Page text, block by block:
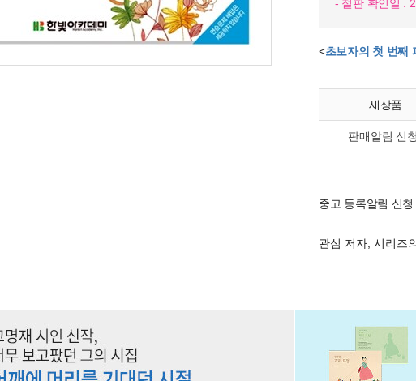
- 절판 확인일 :
<초보자의 첫 번째
새상품
판매알림 신청
중고 등록알림 신청
관심 저자, 시리즈